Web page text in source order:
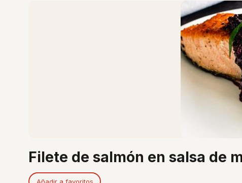
Filete de salmón en salsa de
Añadir a favoritos